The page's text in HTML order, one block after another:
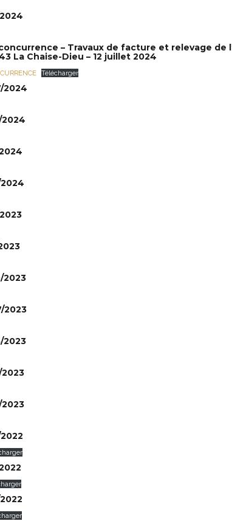
– Travaux de facture et relevage de
La Chaise-Dieu – 12 juillet 2024
Télécharger
2024
2024
2023
2023
2023